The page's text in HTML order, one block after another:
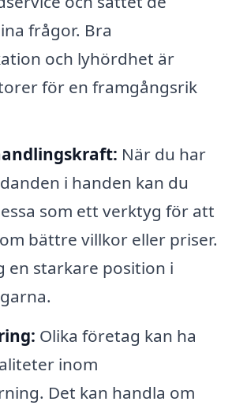
frågor. Bra
och lyhördhet är
för en framgångsrik
När du har
i handen kan du
som ett verktyg för att
bättre villkor eller priser.
en starkare position i
Olika företag kan ha
inom
Det kan handla om